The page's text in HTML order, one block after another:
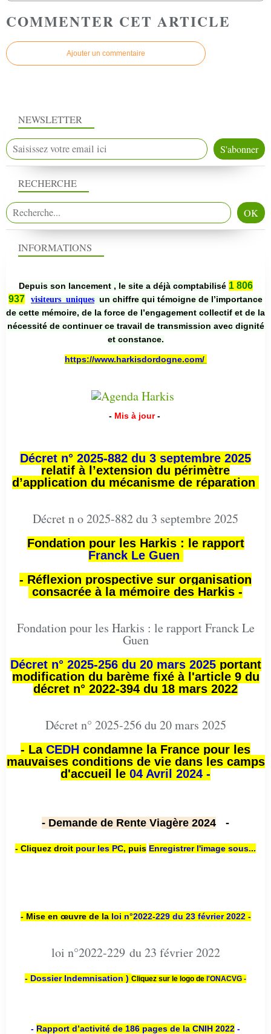
COMMENTER CET ARTICLE
Ajouter un commentaire
NEWSLETTER
RECHERCHE
INFORMATIONS
Depuis son lancement , le site a déjà comptabilisé 1 806
937
visiteurs uniques un chiffre qui témoigne de l’importance
de cette mémoire, de la force de l’engagement collectif et de la
nécessité de continuer ce travail de transmission avec dignité
et constance.
https://www.harkisdordogne.com/
- Mis à jour -
Décret n° 2025-882 du 3 septembre 2025
relatif à l’extension du périmètre
d’application du mécanisme de réparation
Décret n o 2025-882 du 3 septembre 2025
Fondation pour les Harkis : le rapport
Franck Le Guen
- Réflexion prospective sur organisation
consacrée à la mémoire des Harkis -
Fondation pour les Harkis : le rapport Franck Le
Guen
Décret n° 2025-256 du 20 mars 2025portant
modification du barème fixé à l'article 9 du
décret n° 2022-394 du 18 mars 2022
Décret n° 2025-256 du 20 mars 2025
- La CEDH condamne la France pour les
mauvaises conditions de vie dans les camps
d'accueil le 04 Avril 2024 -
- Demande de Rente Viagère 2024 -
- Cliquez droit pour les PC, puis Enregistrer l'image sous...
- Mise en œuvre de la loi n°2022-229 du 23 février 2022 -
loi n°2022-229 du 23 février 2022
- Dossier Indemnisation ) Cliquez sur le logo de l'ONACVG -
- Rapport d’activité de 186 pages de la CNIH 2022 -